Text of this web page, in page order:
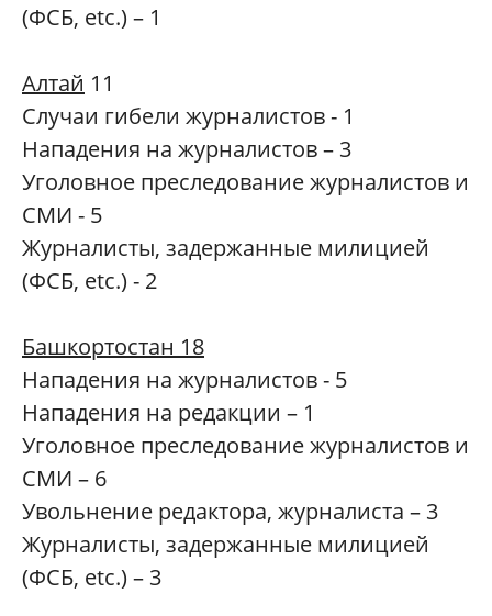
(ФСБ, etc.) – 1
Алтай 11
Случаи гибели журналистов - 1
Нападения на журналистов – 3
Уголовное преследование журналистов и
СМИ - 5
Журналисты, задержанные милицией
(ФСБ, etc.) - 2
Башкортостан 18
Нападения на журналистов - 5
Нападения на редакции – 1
Уголовное преследование журналистов и
СМИ – 6
Увольнение редактора, журналиста – 3
Журналисты, задержанные милицией
(ФСБ, etc.) – 3